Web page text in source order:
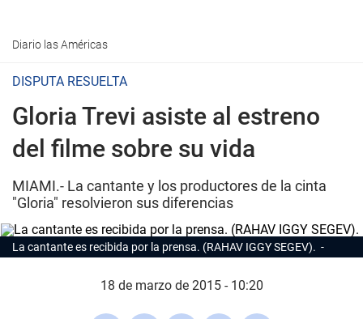
Diario las Américas
DISPUTA RESUELTA
Gloria Trevi asiste al estreno
del filme sobre su vida
MIAMI.- La cantante y los productores de la cinta
"Gloria" resolvieron sus diferencias
La cantante es recibida por la prensa. (RAHAV IGGY SEGEV).
18 de marzo de 2015 - 10:20